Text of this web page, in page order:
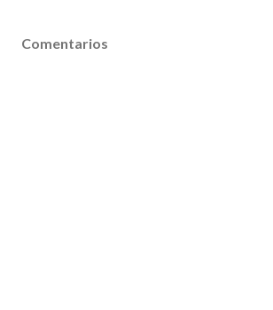
Comentarios